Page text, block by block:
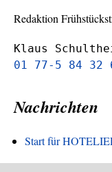
Redaktion
Klaus
01 77-5 84 32
Nachrichten
Start für